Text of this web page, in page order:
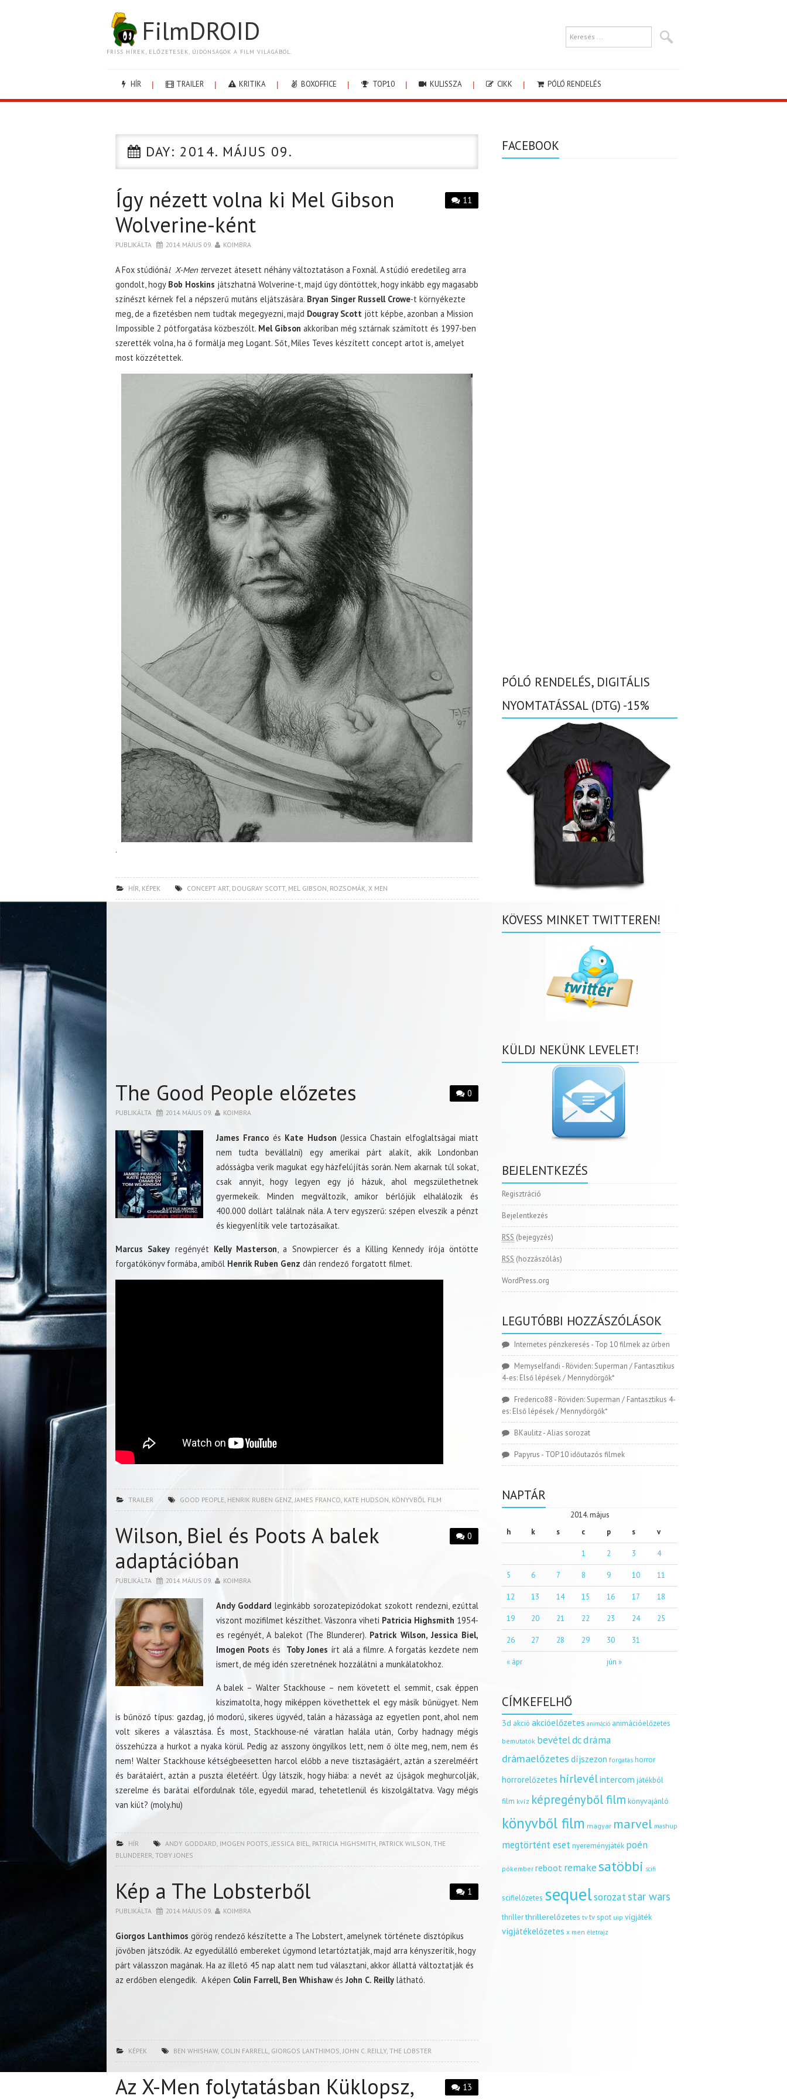
FilmDROID
FRISS HÍREK, ELŐZETESEK, ÚJDONSÁGOK A FILM VILÁGÁBÓL.
HÍR TRAILER KRITIKA BOXOFFICE TOP10 KULISSZA CIKK PÓLÓ RENDELÉS
DAY: 2014. MÁJUS 09.
11
Így nézett volna ki Mel Gibson
Wolverine-ként
PUBLIKÁLTA 2014. MÁJUS 09. KOIMBRA
A Fox stúdiónál X-Men tervezet átesett néhány változtatáson a Foxnál. A stúdió eredetileg arra
gondolt, hogy Bob Hoskins játszhatná Wolverine-t, majd úgy döntöttek, hogy inkább egy magasabb
színészt kérnek fel a népszerű mutáns eljátszására. Bryan Singer Russell Crowe-t környékezte
meg, de a fizetésben nem tudtak megegyezni, majd Dougray Scott jött képbe, azonban a Mission
Impossible 2 pótforgatása közbeszólt. Mel Gibson akkoriban még sztárnak számított és 1997-ben
szerették volna, ha ő formálja meg Logant. Sőt, Miles Teves készített concept artot is, amelyet
most közzétettek.
.
HÍR, KÉPEK CONCEPT ART, DOUGRAY SCOTT, MEL GIBSON, ROZSOMÁK, X MEN
0
The Good People előzetes
PUBLIKÁLTA 2014. MÁJUS 09. KOIMBRA
James Franco és Kate Hudson (Jessica Chastain elfoglaltságai miatt
nem tudta bevállalni) egy amerikai párt alakít, akik Londonban
adósságba verik magukat egy házfelújítás során. Nem akarnak túl sokat,
csak annyit, hogy legyen egy jó házuk, ahol megszülethetnek
gyermekeik. Minden megváltozik, amikor bérlőjük elhalálozik és
400.000 dollárt találnak nála. A terv egyszerű: szépen elveszik a pénzt
és kiegyenlítik vele tartozásaikat.
Marcus Sakey regényét Kelly Masterson, a Snowpiercer és a Killing Kennedy írója öntötte
forgatókönyv formába, amiből Henrik Ruben Genz dán rendező forgatott filmet.
TRAILER GOOD PEOPLE, HENRIK RUBEN GENZ,JAMES FRANCO, KATE HUDSON, KÖNYVBŐL FILM
0
Wilson, Biel és Poots A balek
adaptációban
PUBLIKÁLTA 2014. MÁJUS 09. KOIMBRA
Andy Goddard leginkább sorozatepizódokat szokott rendezni, ezúttal
viszont mozifilmet készíthet. Vászonra viheti Patricia Highsmith 1954-
es regényét, A balekot (The Blunderer). Patrick Wilson, Jessica Biel,
Imogen Poots és Toby Jones írt alá a filmre. A forgatás kezdete nem
ismert, de még idén szeretnének hozzálátni a munkálatokhoz.
A balek – Walter Stackhouse – nem követett el semmit, csak éppen
kiszimatolta, hogy miképpen követhettek el egy másik bűnügyet. Nem
is bűnöző típus: gazdag, jó modorú, sikeres ügyvéd, talán a házassága az egyetlen pont, ahol nem
volt sikeres a választása. És most, Stackhouse-né váratlan halála után, Corby hadnagy mégis
összehúzza a hurkot a nyaka körül. Pedig az asszony öngyilkos lett, nem ő ölte meg, nem, nem és
nem! Walter Stackhouse kétségbeesetten harcol előbb a neve tisztaságáért, aztán a szerelméért
és barátaiért, aztán a puszta életéért. Úgy látszik, hogy hiába: a nevét az újságok meghurcolják,
szerelme és barátai elfordulnak tőle, egyedül marad, tehetetlenül és kiszolgáltatva. Vagy mégis
van kiút? (moly.hu)
HÍR ANDY GODDARD, IMOGEN POOTS,JESSICA BIEL, PATRICIA HIGHSMITH, PATRICK WILSON, THE
BLUNDERER, TOBY JONES
1
Kép a The Lobsterből
PUBLIKÁLTA 2014. MÁJUS 09. KOIMBRA
Giorgos Lanthimos görög rendező készítette a The Lobstert, amelynek története disztópikus
jövőben játszódik. Az egyedülálló embereket úgymond letartóztatják, majd arra kényszerítik, hogy
párt válasszon magának. Ha az illető 45 nap alatt nem tud választani, akkor állattá változtatják és
az erdőben elengedik. A képen Colin Farrell, Ben Whishawés John C. Reilly látható.
KÉPEK BEN WHISHAW, COLIN FARRELL, GIORGOS LANTHIMOS,JOHN C. REILLY, THE LOBSTER
13
Az X-Men folytatásban Küklopsz,
FACEBOOK
PÓLÓ RENDELÉS, DIGITÁLIS
NYOMTATÁSSAL (DTG) -15%
KÖVESS MINKET TWITTEREN!
KÜLDJ NEKÜNK LEVELET!
BEJELENTKEZÉS
Regisztráció
Bejelentkezés
RSS (bejegyzés)
RSS (hozzászólás)
WordPress.org
LEGUTÓBBI HOZZÁSZÓLÁSOK
Internetes pénzkeresés - Top 10 filmek az űrben
Memyselfandi - Röviden: Superman / Fantasztikus
4-es: Első lépések / Mennydörgők*
Frederico88 - Röviden: Superman / Fantasztikus 4-
es: Első lépések / Mennydörgők*
BKaulitz-Alias sorozat
Papyrus - TOP 10 időutazós filmek
NAPTÁR
2014. május
h
k s c p s v
« ápr jún »
1 2 3 4
5 6 7 8 9 10 11
12 13 14 15 16 17 18
19 20 21 22 23 24 25
26 27 28 29 30 31
CÍMKEFELHŐ
3d akció akcióelőzetes animáció animációelőzetes
bemutatók bevételdcdráma
drámaelőzetes díjszezon forgatás horror
horrorelőzetes hírlevélintercom játékból
film kvíz képregényből film könyvajánló
könyvből film magyar marvel mashup
megtörtént esetnyereményjáték poén
pókember reboot remakesatöbbi scifi
scifielőzetes sequelsorozatstar wars
thrillerthrillerelőzetes tv tv spot uip vígjáték
vígjátékelőzetes x men életrajz